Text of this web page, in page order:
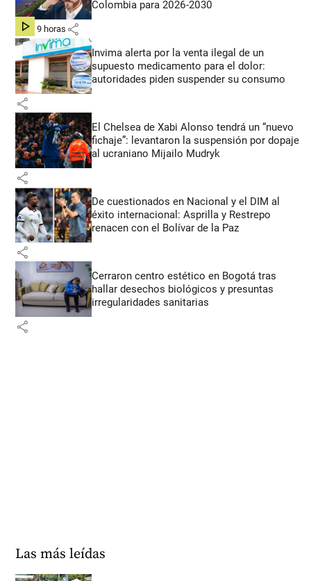
Colombia para 2026-2030
hace 9 horas share
Invima alerta por la venta ilegal de un
supuesto medicamento para el dolor:
autoridades piden suspender su consumo
share
El Chelsea de Xabi Alonso tendrá un “nuevo
fichaje”: levantaron la suspensión por dopaje
al ucraniano Mijailo Mudryk
share
De cuestionados en Nacional y el DIM al
éxito internacional: Asprilla y Restrepo
renacen con el Bolívar de la Paz
share
Cerraron centro estético en Bogotá tras
hallar desechos biológicos y presuntas
irregularidades sanitarias
share
Las más leídas